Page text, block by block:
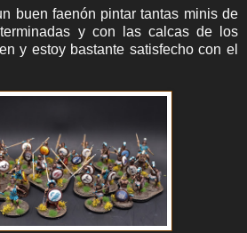
buen faenón pintar tantas minis de
y con las calcas de los
y estoy bastante satisfecho con el